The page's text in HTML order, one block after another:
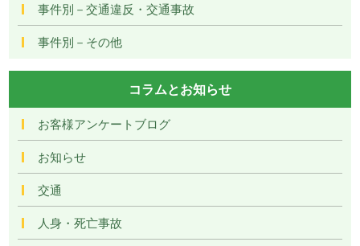
事件別－交通違反・交通事故
事件別－その他
コラムとお知らせ
お客様アンケートブログ
お知らせ
交通
人身・死亡事故